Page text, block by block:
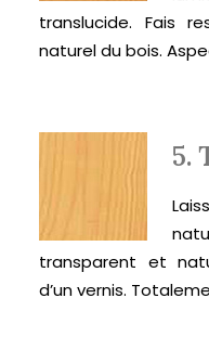
translucide. Fais
naturel du bois.
5.
transparent et
d’un vernis.